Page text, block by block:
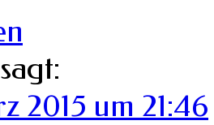
sagt:
2015 um 21:46